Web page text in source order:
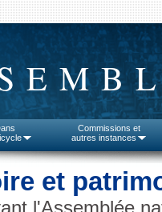
Commissions et
autres instances
et
l'Assemblée